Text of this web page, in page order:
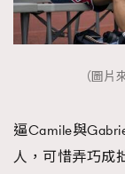
（圖片
逼Camile與
人，可惜弄巧成